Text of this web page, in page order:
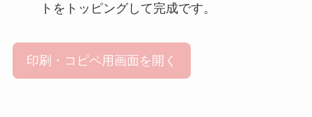
トをトッピングして完成です。
印刷・コピペ用画面を開く